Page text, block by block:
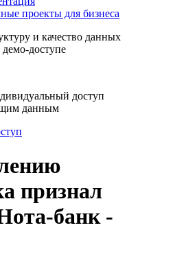
Data Feed
модули интеграции
доступе
признал